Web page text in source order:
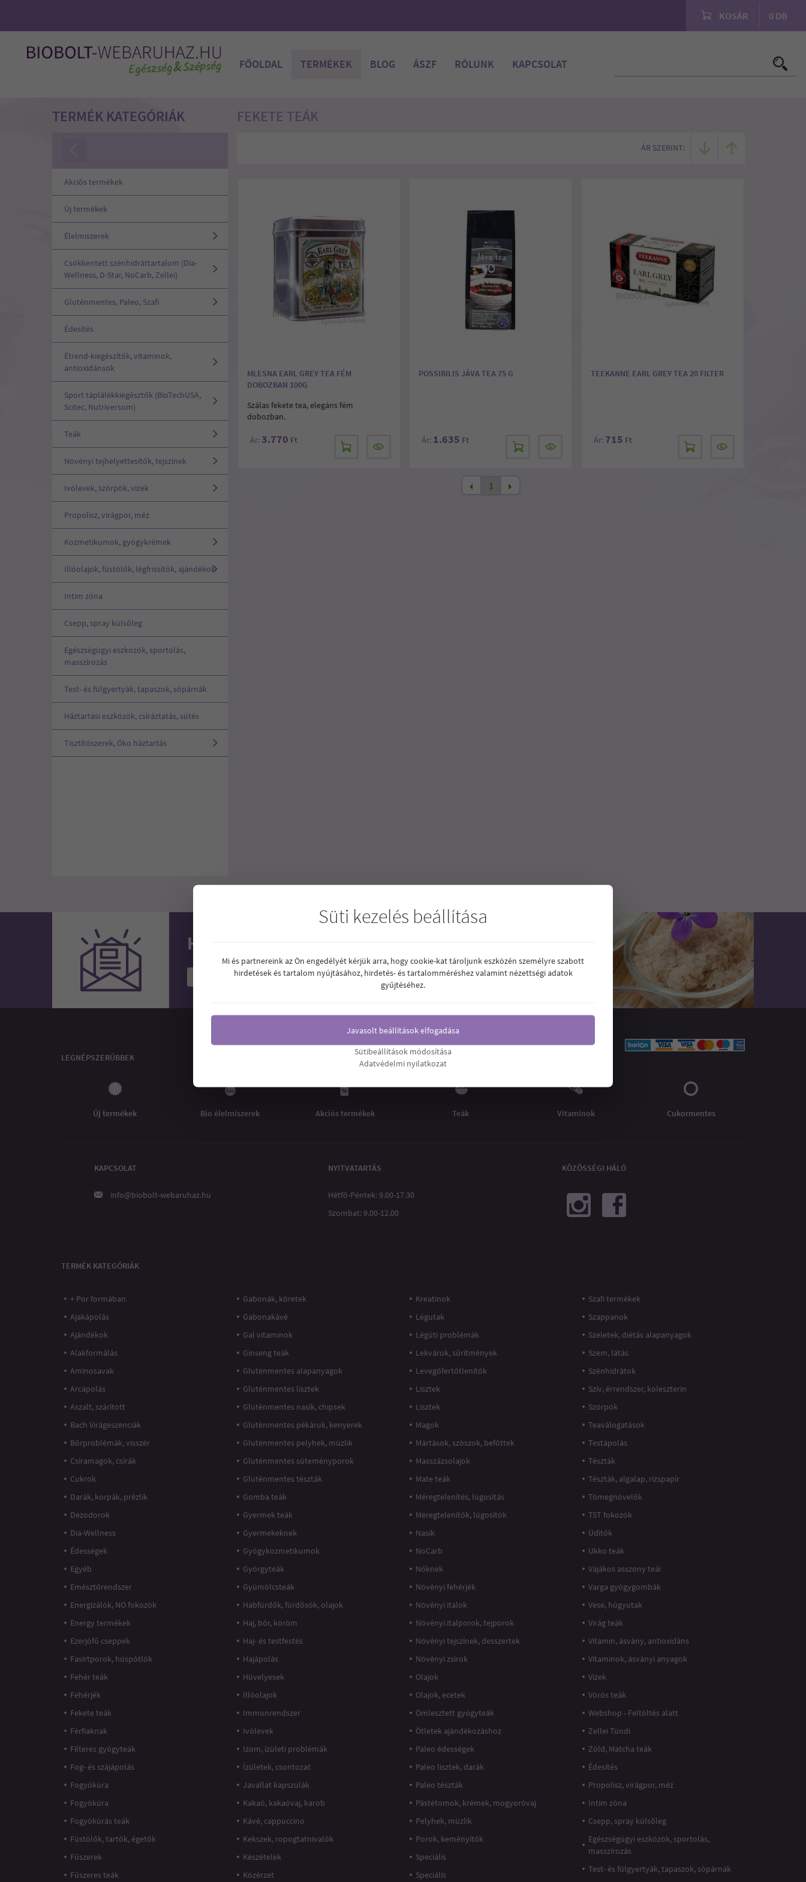
KOSÁR 0 DB
FŐOLDAL TERMÉKEK BLOG ÁSZF RÓLUNK KAPCSOLAT
TERMÉK KATEGÓRIÁK
Akciós termékek
Új termékek
Élelmiszerek
Csökkentett szénhidráttartalom (Dia-
Wellness, D-Star, NoCarb, Zellei)
Gluténmentes, Paleo, Szafi
Édesítés
Étrend-kiegészítők, vitaminok,
antioxidánsok
Sport táplálékkiegésztők (BioTechUSA,
Scitec, Nutriversum)
Teák
Növényi tejhelyettesítők, tejszínek
Ivólevek, szörpök, vizek
Propolisz, virágpor, méz
Kozmetikumok, gyógykrémek
Illóolajok, füstölők, légfrissítők, ajándékok
Intim zóna
Csepp, spray külsőleg
Egészségügyi eszközök, sportolás,
masszírozás
Test- és fülgyertyák, tapaszok, sópárnák
Háztartási eszközök, csíráztatás, sütés
Tisztítószerek, Öko háztartás
FEKETE TEÁK
ÁR SZERINT:
MLESNA EARL GREY TEA FÉM
DOBOZBAN 100G
Szálas fekete tea, elegáns fém
dobozban.
Ár: 3.770 Ft
POSSIBILIS JÁVA TEA 75 G
Ár: 1.635 Ft
TEEKANNE EARL GREY TEA 20 FILTER
Ár: 715 Ft
1
Hírlevél
Feliratkozás
LEGNÉPSZERŰBBEK
Új termékek Bio élelmiszerek Akciós termékek Teák Vitaminok Cukormentes
KAPCSOLAT
info@biobolt-webaruhaz.hu
NYITVATARTÁS
Hétfő-Péntek: 9.00-17.30
Szombat: 9.00-12.00
KÖZÖSSÉGI HÁLÓ
TERMÉK KATEGÓRIÁK
+ Por formában
Ajakápolás
Ajándékok
Alakformálás
Aminosavak
Arcápolás
Aszalt, szárított
Bach Virágeszenciák
Bőrproblémák, visszér
Csíramagok, csírák
Cukrok
Darák, korpák, prézlik
Dezodorok
Dia-Wellness
Édességek
Egyéb
Emésztőrendszer
Energizálók, NO fokozók
Energy termékek
Ezerjófű cseppek
Fasírtporok, húspótlók
Fehér teák
Fehérjék
Fekete teák
Férfiaknak
Filteres gyógyteák
Fog- és szájápolás
Fogyókúra
Fogyókúra
Fogyókúrás teák
Füstölők, tartók, égetők
Fűszerek
Fűszeres teák
Gabonák, köretek
Gabonakávé
Gal vitaminok
Ginseng teák
Gluténmentes alapanyagok
Gluténmentes lisztek
Gluténmentes nasik, chipsek
Gluténmentes pékáruk, kenyerek
Gluténmentes pelyhek, müzlik
Gluténmentes süteményporok
Gluténmentes tészták
Gomba teák
Gyermek teák
Gyermekeknek
Gyógykozmetikumok
Györgyteák
Gyümölcsteák
Habfürdők, fürdősók, olajok
Haj, bőr, köröm
Haj- és testfestés
Hajápolás
Hüvelyesek
Illóolajok
Immunrendszer
Ivólevek
Izom, ízületi problémák
Ízületek, csontozat
Javallat kapszulák
Kakaó, kakaóvaj, karob
Kávé, cappuccino
Kekszek, ropogtatnivalók
Készételek
Közérzet
Kreatinok
Légutak
Légúti problémák
Lekvárok, sűrítmények
Levegőfertőtlenítők
Lisztek
Lisztek
Magok
Mártások, szószok, befőttek
Masszázsolajok
Mate teák
Méregtelenítés, lúgosítás
Méregtelenítők, lúgosítók
Nasik
NoCarb
Nőknek
Növényi fehérjék
Növényi italok
Növényi italporok, tejporok
Növényi tejszínek, desszertek
Növényi zsírok
Olajok
Olajok, ecetek
Ömlesztett gyógyteák
Ötletek ajándékozáshoz
Paleo édességek
Paleo lisztek, darák
Paleo tészták
Pástétomok, krémek, mogyoróvaj
Pelyhek, müzlik
Porok, keményítők
Speciális
Speciális
Szafi termékek
Szappanok
Szeletek, diétás alapanyagok
Szem, látás
Szénhidrátok
Szív, érrendszer, koleszterin
Szörpök
Teaválogatások
Testápolás
Tészták
Tészták, algalap, rizspapír
Tömegnövelők
TST fokozók
Üdítők
Ukko teák
Vajákos asszony teái
Varga gyógygombák
Vese, húgyutak
Virág teák
Vitamin, ásvány, antioxidáns
Vitaminok, ásványi anyagok
Vizek
Vörös teák
Webshop - Feltöltés alatt
Zellei Tündi
Zöld, Matcha teák
Édesítés
Propolisz, virágpor, méz
Intim zóna
Csepp, spray külsőleg
Egészségügyi eszközök, sportolás,
masszírozás
Test- és fülgyertyák, tapaszok, sópárnák
Süti kezelés beállítása
Mi és partnereink az Ön engedélyét kérjük arra, hogy cookie-kat tároljunk eszközén személyre szabott
hirdetések és tartalom nyújtásához, hirdetés- és tartalomméréshez valamint nézettségi adatok
gyűjtéséhez.
Javasolt beállítások elfogadása
Sütibeállítások módosítása
Adatvédelmi nyilatkozat